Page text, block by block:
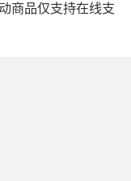
商品仅支持在线支